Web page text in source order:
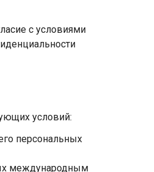
с условиями
условий:
персональных
международным